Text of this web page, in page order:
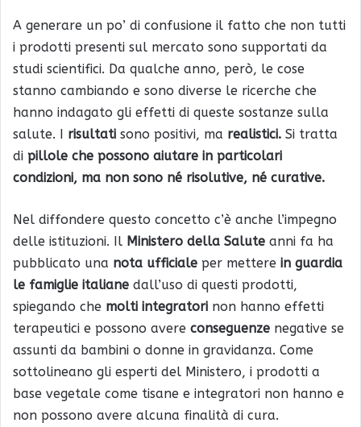
A generare un po’ di confusione il fatto che non tutti
i prodotti presenti sul mercato sono supportati da
studi scientifici. Da qualche anno, però, le cose
stanno cambiando e sono diverse le ricerche che
hanno indagato gli effetti di queste sostanze sulla
salute. I risultati sono positivi, ma realistici. Si tratta
di pillole che possono aiutare in particolari
condizioni, ma non sono né risolutive, né curative.
Nel diffondere questo concetto c’è anche l’impegno
delle istituzioni. Il Ministero della Salute anni fa ha
pubblicato una nota ufficiale per mettere in guardia
le famiglie italiane dall’uso di questi prodotti,
spiegando che molti integratori non hanno effetti
terapeutici e possono avere conseguenze negative se
assunti da bambini o donne in gravidanza. Come
sottolineano gli esperti del Ministero, i prodotti a
base vegetale come tisane e integratori non hanno e
non possono avere alcuna finalità di cura.